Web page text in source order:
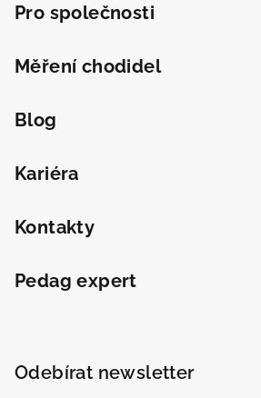
Pro společnosti
Měření chodidel
Blog
Kariéra
Kontakty
Pedag expert
Odebírat newsletter